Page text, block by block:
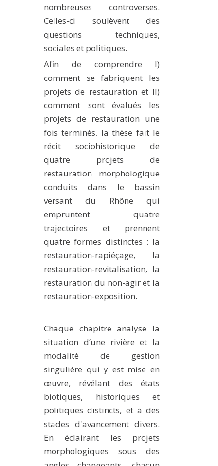
nombreuses controverses.
Celles-ci soulèvent des
questions techniques,
sociales et politiques.
Afin de comprendre I)
comment se fabriquent les
projets de restauration et II)
comment sont évalués les
projets de restauration une
fois terminés, la thèse fait le
récit sociohistorique de
quatre projets de
restauration morphologique
conduits dans le bassin
versant du Rhône qui
empruntent quatre
trajectoires et prennent
quatre formes distinctes : la
restauration-rapiéçage, la
restauration-revitalisation, la
restauration du non-agir et la
restauration-exposition.
Chaque chapitre analyse la
situation d’une rivière et la
modalité de gestion
singulière qui y est mise en
œuvre, révélant des états
biotiques, historiques et
politiques distincts, et à des
stades d'avancement divers.
En éclairant les projets
morphologiques sous des